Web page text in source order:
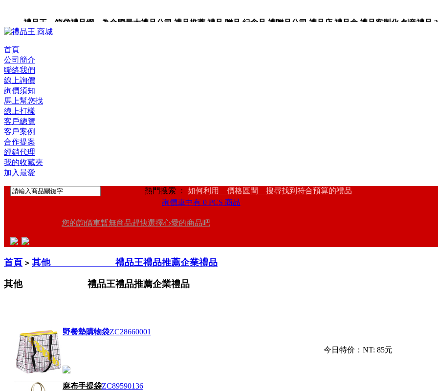
禮品王 箱袋禮品網 為全國最大禮品公司,禮品推薦,禮品,贈品,紀念品,禮贈品公司,禮品店,禮品盒,禮品客製化,創意禮品
首頁
公司簡介
聯絡我們
線上詢價
詢價須知
馬上幫您找
線上打樣
客戶總覽
客戶案例
合作提案
經銷代理
我的收藏夾
加入最愛
熱門搜索 ： 如何利用 價格區間 搜尋找到符合預算的禮品
詢價車中有 0 PCS 商品
您的詢價車暫無商品趕快選擇心愛的商品吧
首頁 > 其他 禮品王禮品推薦企業禮品
其他 禮品王禮品推薦企業禮品
野餐墊購物袋ZC28660001
今日特价： NT: 85元
麻布手提袋ZC89590136